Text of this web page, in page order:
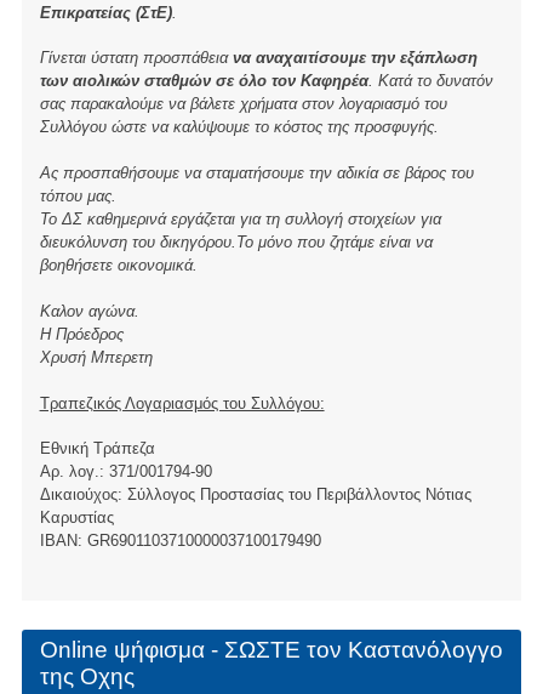
Επικρατείας (ΣτΕ).
Γίνεται ύστατη προσπάθεια να αναχαιτίσουμε την εξάπλωση
των αιολικών σταθμών σε όλο τον Καφηρέα. Κατά το δυνατόν
σας παρακαλούμε να βάλετε χρήματα στον λογαριασμό του
Συλλόγου ώστε να καλύψουμε το κόστος της προσφυγής.
Ας προσπαθήσουμε να σταματήσουμε την αδικία σε βάρος του
τόπου μας.
Το ΔΣ καθημερινά εργάζεται για τη συλλογή στοιχείων για
διευκόλυνση του δικηγόρου.Το μόνο που ζητάμε είναι να
βοηθήσετε οικονομικά.
Καλον αγώνα.
Η Πρόεδρος
Χρυσή Μπερετη
Τραπεζικός Λογαριασμός του Συλλόγου:
Εθνική Τράπεζα
Αρ. λογ.: 371/001794-90
Δικαιούχος: Σύλλογος Προστασίας του Περιβάλλοντος Νότιας
Καρυστίας
ΙBAN: GR6901103710000037100179490
Online ψήφισμα - ΣΩΣΤΕ τον Καστανόλογγο
της Οχης